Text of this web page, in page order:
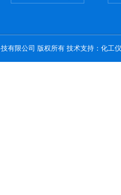
有限公司 版权所有 技术支持： 化工